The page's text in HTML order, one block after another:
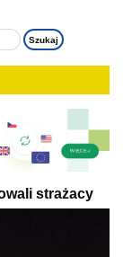
strażacy